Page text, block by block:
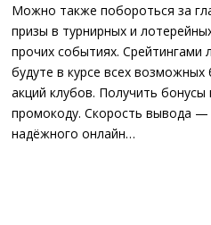
Можно также побороться за
призы в турнирных и
прочих событиях. Срейтингами
будуте в курсе всех
акций клубов. Получить
промокоду. Скорость вывода —
надёжного онлайн…